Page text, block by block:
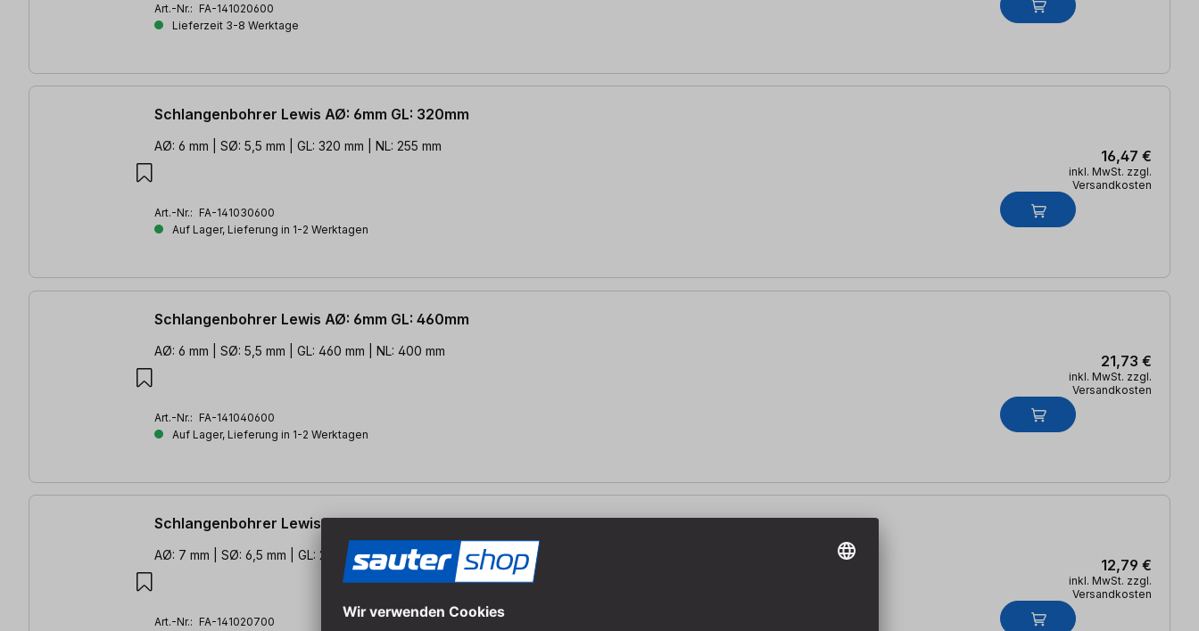
Art.-Nr.: FA-141020600
Lieferzeit 3-8 Werktage
Schlangenbohrer Lewis AØ: 6mm GL: 320mm
AØ: 6 mm | SØ: 5,5 mm | GL: 320 mm | NL: 255 mm
Art.-Nr.: FA-141030600
Auf Lager, Lieferung in 1-2 Werktagen
16,47 €
inkl. MwSt. zzgl.
Versandkosten
Schlangenbohrer Lewis AØ: 6mm GL: 460mm
AØ: 6 mm | SØ: 5,5 mm | GL: 460 mm | NL: 400 mm
Art.-Nr.: FA-141040600
Auf Lager, Lieferung in 1-2 Werktagen
21,73 €
inkl. MwSt. zzgl.
Versandkosten
Schlangenbohrer Lewis AØ: 7mm GL: 235mm
AØ: 7 mm | SØ: 6,5 mm | GL: 235 mm | NL: 160 mm
Art.-Nr.: FA-141020700
12,79 €
inkl. MwSt. zzgl.
Versandkosten